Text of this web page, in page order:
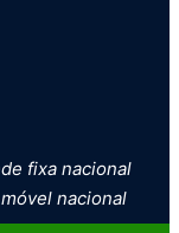
fixa nacional
nacional